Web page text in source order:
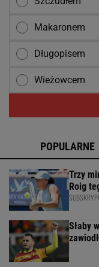
Makaronem
Długopisem
Wieżowcem
POPULARNE
Trzy
Roig
Słaby